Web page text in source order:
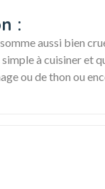
:
aussi bien
à cuisiner et
ou de thon ou